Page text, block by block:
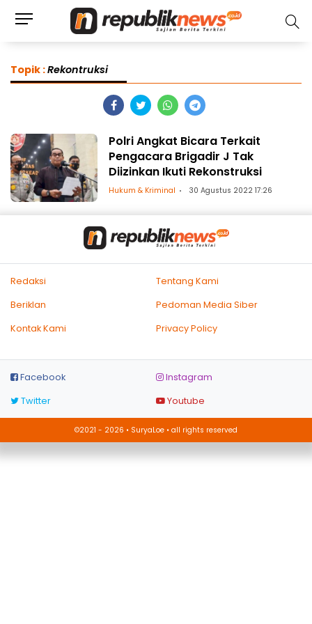
Topik :Rekontruksi
Polri Angkat Bicara Terkait
Pengacara Brigadir J Tak
Diizinkan Ikuti Rekonstruksi
Hukum & Kriminal 30 Agustus 2022 17:26
Redaksi
Tentang Kami
Beriklan
Pedoman Media Siber
Kontak Kami
Privacy Policy
Facebook
Instagram
Twitter
Youtube
©2021 - 2026 • SuryaLoe • all rights reserved